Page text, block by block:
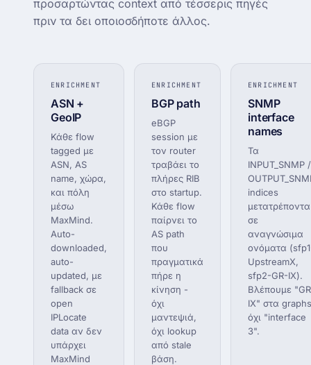
προσαρτώντας context από τέσσερις πηγές
πριν τα δει οποιοσδήποτε άλλος.
ENRICHMENT
ASN +
GeoIP
Κάθε flow
tagged με
ASN, AS
name, χώρα,
και πόλη
μέσω
MaxMind.
Auto-
downloaded,
auto-
updated, με
fallback σε
open
IPLocate
data αν δεν
υπάρχει
MaxMind
ENRICHMENT
BGP path
eBGP
session με
τον router
τραβάει το
πλήρες RIB
στο startup.
Κάθε flow
παίρνει το
AS path
που
πραγματικά
πήρε η
κίνηση -
όχι
μαντεψιά,
όχι lookup
από stale
βάση.
ENRICHMENT
SNMP
interface
names
Τα
INPUT_SNMP /
indices
σε
αναγνώσιμα
ονόματα
UpstreamX,
sfp2-GR-IX).
Βλέπουμε
IX" στα
όχι "interface
3".